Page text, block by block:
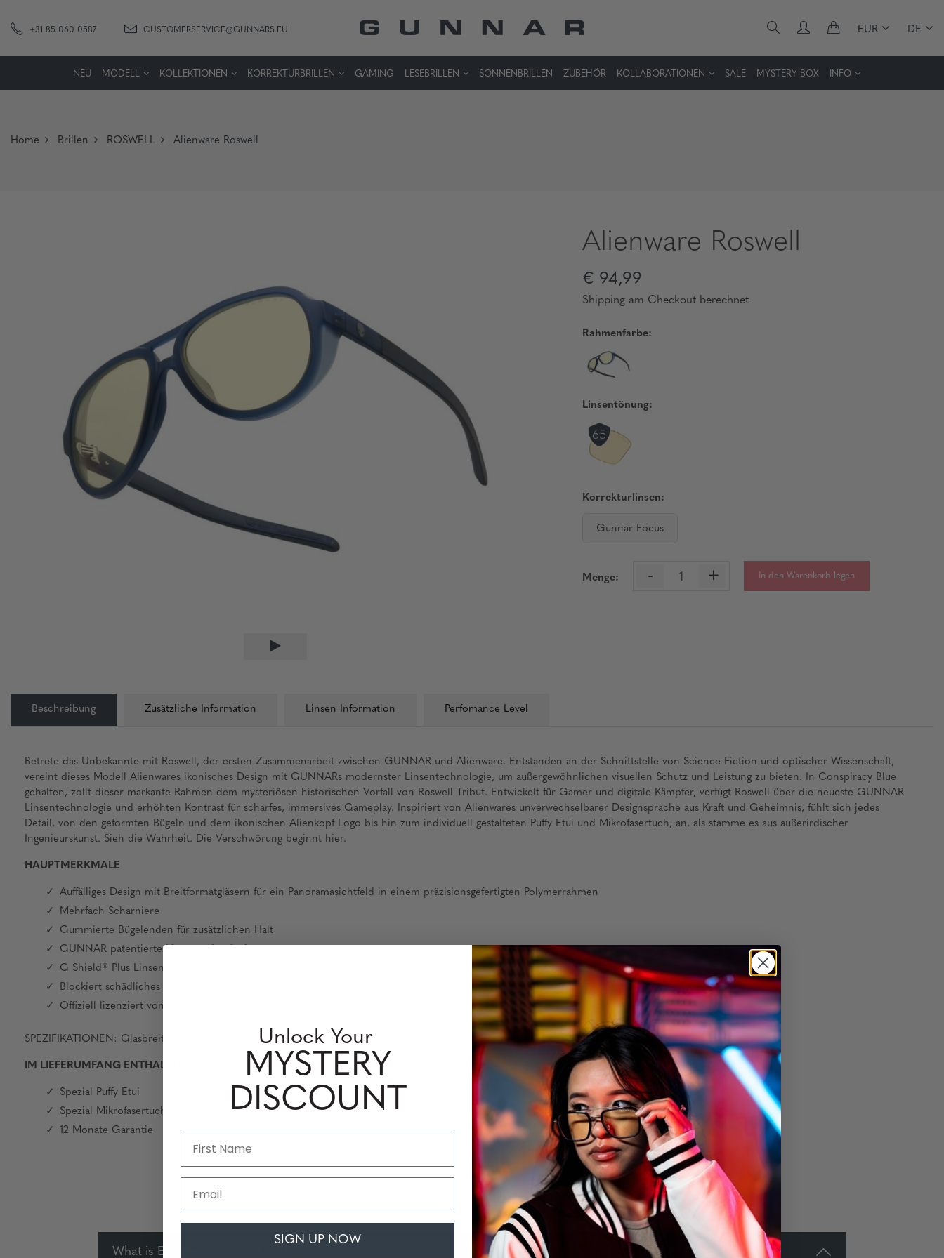
+31 85 060 0587 CUSTOMERSERVICE@GUNNARS.EU EUR DE
NEU MODELL KOLLEKTIONEN KORREKTURBRILLEN GAMING LESEBRILLEN SONNENBRILLEN ZUBEHÖR KOLLABORATIONEN SALE MYSTERY BOX INFO
Home Brillen ROSWELL Alienware Roswell
Alienware Roswell
€ 94,99
Shipping am Checkout berechnet
Rahmenfarbe:
Linsentönung:
Korrekturlinsen:
Gunnar Focus
Menge: - + In den Warenkorb legen
Beschreibung Zusätzliche Information Linsen Information Perfomance Level
Betrete das Unbekannte mit Roswell, der ersten Zusammenarbeit zwischen GUNNAR und Alienware. Entstanden an der Schnittstelle von Science Fiction und optischer Wissenschaft,
vereint dieses Modell Alienwares ikonisches Design mit GUNNARs modernster Linsentechnologie, um außergewöhnlichen visuellen Schutz und Leistung zu bieten. In Conspiracy Blue
gehalten, zollt dieser markante Rahmen dem mysteriösen historischen Vorfall von Roswell Tribut. Entwickelt für Gamer und digitale Kämpfer, verfügt Roswell über die neueste GUNNAR
Linsentechnologie und erhöhten Kontrast für scharfes, immersives Gameplay. Inspiriert von Alienwares unverwechselbarer Designsprache aus Kraft und Geheimnis, fühlt sich jedes
Detail, von den geformten Bügeln und dem ikonischen Alienkopf Logo bis hin zum individuell gestalteten Puffy Etui und Mikrofasertuch, an, als stamme es aus außerirdischer
Ingenieurskunst. Sieh die Wahrheit. Die Verschwörung beginnt hier.
HAUPTMERKMALE
Auffälliges Design mit Breitformatgläsern für ein Panoramasichtfeld in einem präzisionsgefertigten Polymerrahmen
Mehrfach Scharniere
Gummierte Bügelenden für zusätzlichen Halt
GUNNAR patentierte Linsentechnologie
G Shield® Plus Linsenbeschichtung: Anti Reflex und schmutzabweisend
Blockiert schädliches blaues Licht und 100 % UV
Offiziell lizenziert von Alienware Gaming
SPEZIFIKATIONEN: Glasbreite: 58 mm, Nasensteg: 16 mm, Rahmenbreite: 136 mm, Bügellänge: 135 mm, Gewicht: 1,23 Unzen (ohne Verpackung)
IM LIEFERUMFANG ENTHALTEN
Spezial Puffy Etui
Spezial Mikrofasertuch
12 Monate Garantie
FAQS
What is Epic Performance Level?
Unlock Your
MYSTERY
DISCOUNT
SIGN UP NOW